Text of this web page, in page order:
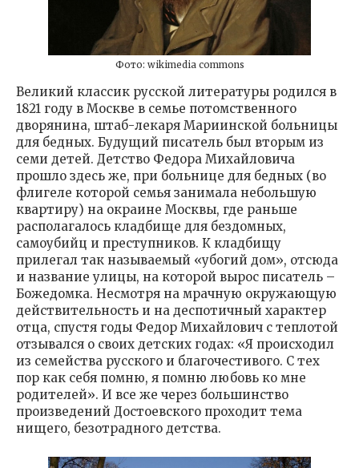
Фото: wikimedia commons
Великий классик русской литературы родился в
1821 году в Москве в семье потомственного
дворянина, штаб-лекаря Мариинской больницы
для бедных. Будущий писатель был вторым из
семи детей. Детство Федора Михайловича
прошло здесь же, при больнице для бедных (во
флигеле которой семья занимала небольшую
квартиру) на окраине Москвы, где раньше
располагалось кладбище для бездомных,
самоубийц и преступников. К кладбищу
прилегал так называемый «убогий дом», отсюда
и название улицы, на которой вырос писатель –
Божедомка. Несмотря на мрачную окружающую
действительность и на деспотичный характер
отца, спустя годы Федор Михайлович с теплотой
отзывался о своих детских годах: «Я происходил
из семейства русского и благочестивого. С тех
пор как себя помню, я помню любовь ко мне
родителей». И все же через большинство
произведений Достоевского проходит тема
нищего, безотрадного детства.